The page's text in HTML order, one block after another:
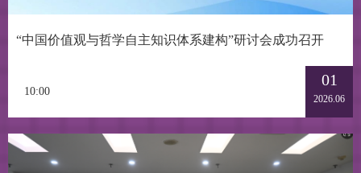
“中国价值观与哲学自主知识体系建构”研讨会成功召开
10:00
01
2026.06